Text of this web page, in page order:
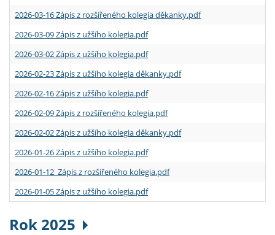
2026-03-16 Zápis z rozšířeného kolegia děkanky.pdf
2026-03-09 Zápis z užšího kolegia.pdf
2026-03-02 Zápis z užšího kolegia.pdf
2026-02-23 Zápis z užšího kolegia děkanky.pdf
2026-02-16 Zápis z užšího kolegia.pdf
2026-02-09 Zápis z rozšířeného kolegia.pdf
2026-02-02 Zápis z užšího kolegia děkanky.pdf
2026-01-26 Zápis z užšího kolegia.pdf
2026-01-12 Zápis z rozšířeného kolegia.pdf
2026-01-05 Zápis z užšího kolegia.pdf
Rok 2025